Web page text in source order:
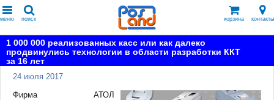
меню поиск корзина контакты
1 000 000 реализованных касс или как далеко
продвинулись технологии в области разработки ККТ
за 16 лет
24 июля 2017
Фирма АТОЛ